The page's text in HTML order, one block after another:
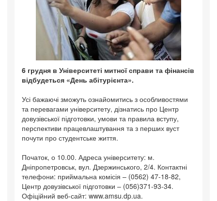
6 грудня в Університеті митної справи та фінансів
відбудеться «День абітурієнта».
Усі бажаючі зможуть ознайомитись з особливостями
та перевагами університету, дізнатись про Центр
довузівської підготовки, умови та правила вступу,
перспективи працевлаштування та з перших вуст
почути про студентське життя.
Початок, о 10.00. Адреса університету: м.
Дніпропетровськ, вул. Дзержинського, 2/4. Контактні
телефони: приймальна комісія – (0562) 47-18-82,
Центр довузівської підготовки – (056)371-93-34.
Офіційний веб-сайт: www.amsu.dp.ua.